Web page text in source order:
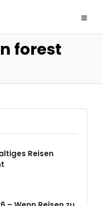
forest
Reisen